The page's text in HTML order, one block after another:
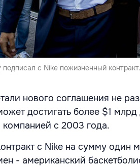
с Nike пожизненный контракт.
нового соглашения не
достигать более $1
компанией с 2003 года.
с Nike на сумму один
- американский